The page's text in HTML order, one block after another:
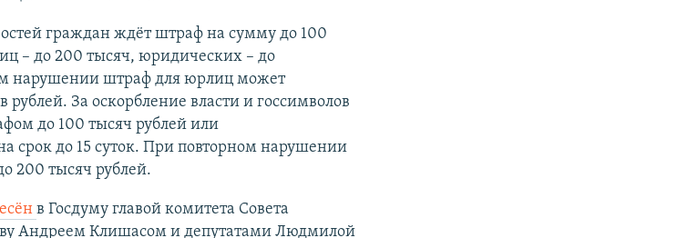
граждан ждёт штраф на сумму до 100
– до 200 тысяч, юридических – до
нарушении штраф для юрлиц может
рублей. За оскорбление власти и госсимволов
до 100 тысяч рублей или
срок до 15 суток. При повторном нарушении
200 тысяч рублей.
в Госдуму главой комитета Совета
Андреем Клишасом и депутатами Людмилой